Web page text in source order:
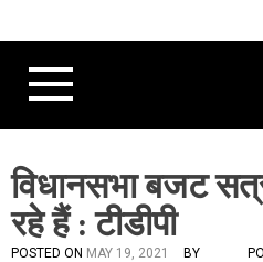
t
विधानसभा बजट
रहे हैं : टीडीपी
POSTED ON MAY 19, 2021
BY